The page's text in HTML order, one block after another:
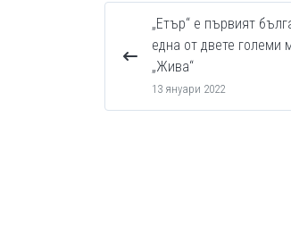
„Етър“ е първият
една от двете големи
„Жива“
13 януари 2022